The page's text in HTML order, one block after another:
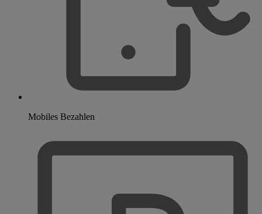
Mobiles Bezahlen